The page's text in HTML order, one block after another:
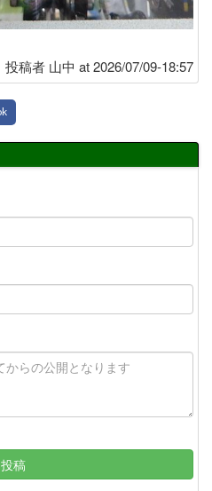
投稿者 山中 at 2026/07/09-18:57
投稿